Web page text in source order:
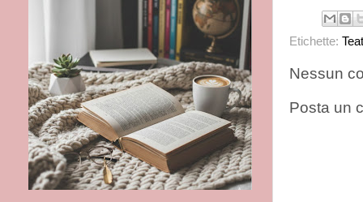
Etichette:
Nessun
Posta un